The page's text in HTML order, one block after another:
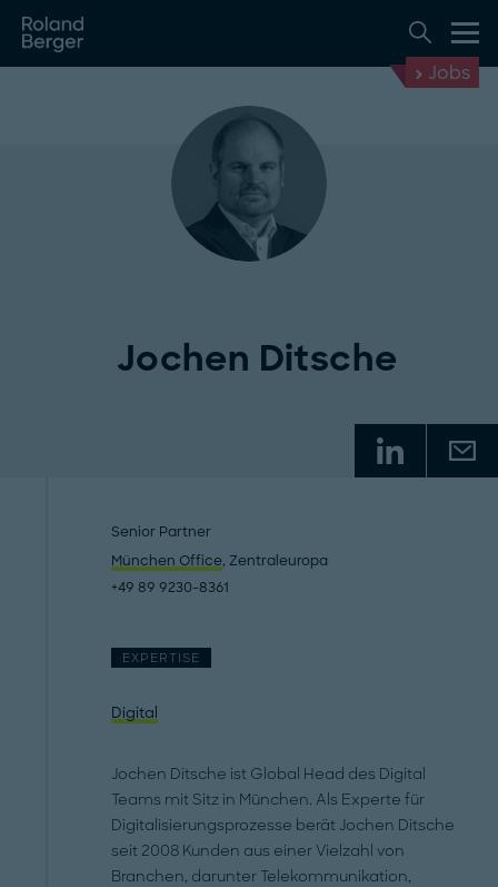
Jobs
Jochen Ditsche
Senior Partner
München Office, Zentraleuropa
+49 89 9230-8361
EXPERTISE
Digital
Jochen Ditsche ist Global Head des Digital
Teams mit Sitz in München. Als Experte für
Digitalisierungsprozesse berät Jochen Ditsche
seit 2008 Kunden aus einer Vielzahl von
Branchen, darunter Telekommunikation,